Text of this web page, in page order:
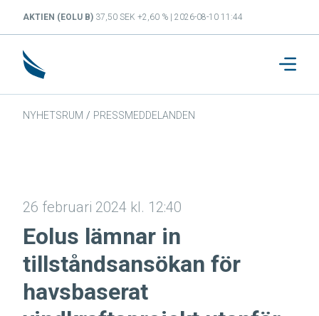
AKTIEN (EOLU B) 37,50 SEK +2,60 % | 2026-08-10 11:44
NYHETSRUM / PRESSMEDDELANDEN
26 februari 2024 kl. 12:40
Eolus lämnar in
tillståndsansökan för
havsbaserat